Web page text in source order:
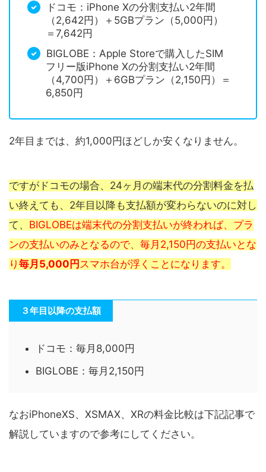
ドコモ：iPhone Xの分割支払い2年間
（2,642円）＋5GBプラン（5,000円）
＝7,642円
BIGLOBE：Apple Storeで購入したSIM
フリー版iPhone Xの分割支払い2年間
（4,700円）＋6GBプラン（2,150円）＝
6,850円
2年目までは、約1,000円ほどしか安くなりません。
ですがドコモの場合、24ヶ月の端末代の分割料金を払
い終えても、2年目以降も支払額が変わらないのに対し
て、 BIGLOBEは端末代の分割支払いが終われば、プラ
ンの支払いのみとなるので、毎月2,150円の支払いとな
り 毎月5,000円 スマホ台が浮くことになります。
３年目以降の支払額
ドコモ：毎月8,000円
BIGLOBE：毎月2,150円
なおiPhoneXS、XSMAX、XRの料金比較は下記記事で
解説していますので参考にしてください。